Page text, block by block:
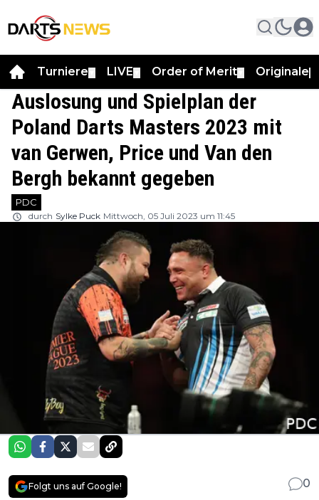
Turniere LIVE Order of Merit Originale
Auslosung und Spielplan der
Poland Darts Masters 2023 mit
van Gerwen, Price und Van den
Bergh bekannt gegeben
PDC
durch Sylke Puck Mittwoch, 05 Juli 2023 um 11:45
Folgt uns auf Google!
0